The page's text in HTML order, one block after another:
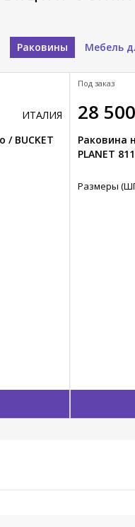
Раковины Мебель
ИТАЛИЯ
/ BUCKET
28 500
Раковина
PLANET
Размеры
Под заказ